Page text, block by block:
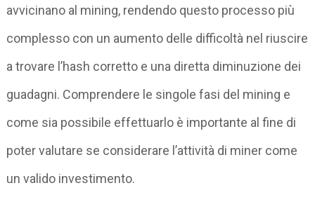
avvicinano al mining, rendendo questo processo più
complesso con un aumento delle difficoltà nel riuscire
a trovare l’hash corretto e una diretta diminuzione dei
guadagni. Comprendere le singole fasi del mining e
come sia possibile effettuarlo è importante al fine di
poter valutare se considerare l’attività di miner come
un valido investimento.